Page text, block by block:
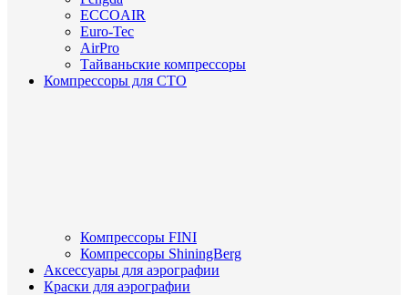
ECCOAIR
Euro-Tec
AirPro
Тайваньские компрессоры
Компрессоры для СТО
Компрессоры FINI
Компрессоры ShiningBerg
Аксессуары для аэрографии
Краски для аэрографии